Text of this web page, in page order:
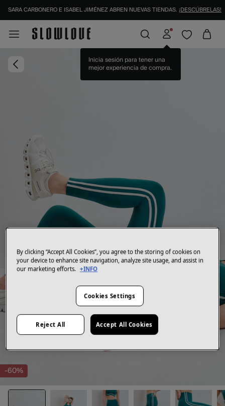
SARA CARBONERO E ISABEL JIMÉNEZ ABREN NUEVAS TIENDAS. ¡DESCÚBRELAS!
-60%
By clicking “Accept All Cookies”, you agree to the storing of cookies on
your device to enhance site navigation, analyze site usage, and assist in
our marketing efforts. +INFO
Cookies Settings
Reject All Accept All Cookies